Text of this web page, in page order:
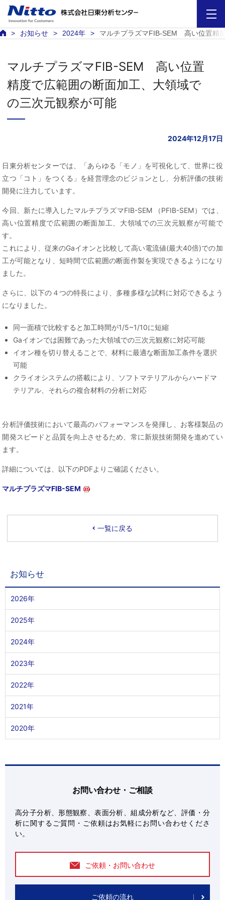
お知らせ 2024年 マルチプラズマFIB-SEM 高い位置精
マルチプラズマFIB-SEM 高い位置
精度で広範囲の断面加工、大領域で
の三次元観察が可能
2024年12月17日
日東分析センターでは、「あらゆる「モノ」を可視化して、世界に役
立つ「コト」をつくる」を経営理念のビジョンとし、分析評価の技術
開発に注力しています。
今回、新たに導入したマルチプラズマFIB-SEM （PFIB-SEM）では、
高い位置精度で広範囲の断面加工、大領域での三次元観察が可能で
す。
これにより、従来のGaイオンと比較して高い電流値(最大40倍)での加
工が可能となり、短時間で広範囲の断面作製を実現できるようになり
ました。
さらに、以下の４つの特長により、多種多様な試料に対応できるよう
になりました。
同一面積で比較すると加工時間が1/5~1/10に短縮
Gaイオンでは困難であった大領域での三次元観察に対応可能
イオン種を切り替えることで、材料に最適な断面加工条件を選択
可能
クライオシステムの搭載により、ソフトマテリアルからハードマ
テリアル、それらの複合材料の分析に対応
分析評価技術において最高のパフォーマンスを発揮し、お客様製品の
開発スピードと品質を向上させるため、常に新規技術開発を進めてい
ます。
詳細については、以下のPDFよりご確認ください。
マルチプラズマFIB-SEM
一覧に戻る
お知らせ
2026年
2025年
2024年
2023年
2022年
2021年
2020年
お問い合わせ・ご相談
高分子分析、形態観察、表面分析、組成分析など、評価・分
析に関するご質問・ご依頼はお気軽にお問い合わせくださ
い。
ご依頼・お問い合わせ
ご依頼の流れ